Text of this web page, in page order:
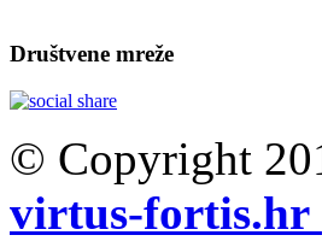
Društvene mreže
© Copyright
virtus-fortis.hr